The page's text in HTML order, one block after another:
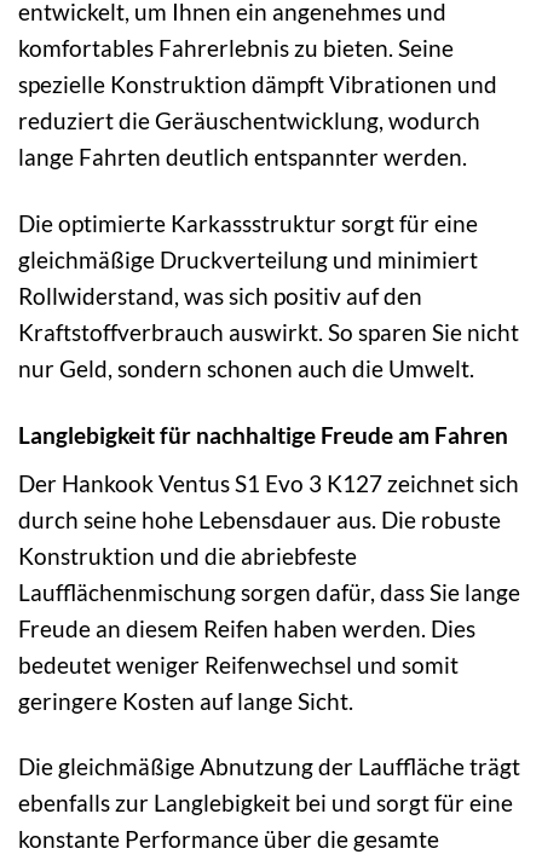
entwickelt, um Ihnen ein angenehmes und
komfortables Fahrerlebnis zu bieten. Seine
spezielle Konstruktion dämpft Vibrationen und
reduziert die Geräuschentwicklung, wodurch
lange Fahrten deutlich entspannter werden.
Die optimierte Karkassstruktur sorgt für eine
gleichmäßige Druckverteilung und minimiert
Rollwiderstand, was sich positiv auf den
Kraftstoffverbrauch auswirkt. So sparen Sie nicht
nur Geld, sondern schonen auch die Umwelt.
Langlebigkeit für nachhaltige Freude am Fahren
Der Hankook Ventus S1 Evo 3 K127 zeichnet sich
durch seine hohe Lebensdauer aus. Die robuste
Konstruktion und die abriebfeste
Laufflächenmischung sorgen dafür, dass Sie lange
Freude an diesem Reifen haben werden. Dies
bedeutet weniger Reifenwechsel und somit
geringere Kosten auf lange Sicht.
Die gleichmäßige Abnutzung der Lauffläche trägt
ebenfalls zur Langlebigkeit bei und sorgt für eine
konstante Performance über die gesamte